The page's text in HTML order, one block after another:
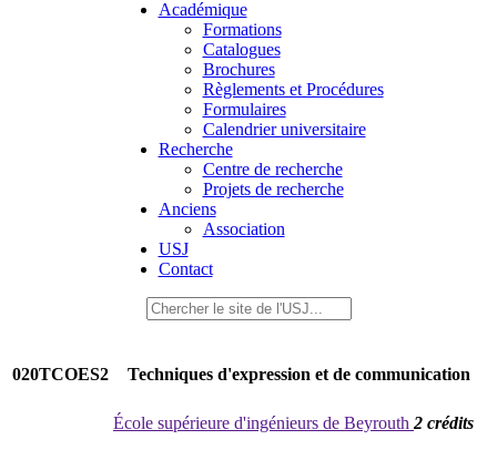
Académique
Formations
Catalogues
Brochures
Règlements et Procédures
Formulaires
Calendrier universitaire
Recherche
Centre de recherche
Projets de recherche
Anciens
Association
USJ
Contact
020TCOES2 Techniques d'expression et de communication
École supérieure d'ingénieurs de Beyrouth 2 crédits